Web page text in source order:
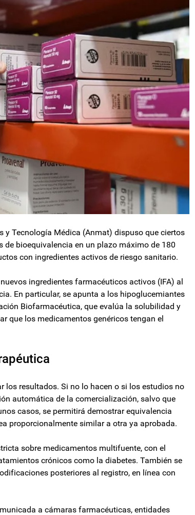
Tecnología Médica (Anmat) dispuso que ciertos
bioequivalencia en un plazo máximo de 180
con ingredientes activos de riesgo sanitario.
ingredientes farmacéuticos activos (IFA) al
En particular, se apunta a los hipoglucemiantes
Biofarmacéutica, que evalúa la solubilidad y
que los medicamentos genéricos tengan el
los resultados. Si no lo hacen o si los estudios no
automática de la comercialización, salvo que
casos, se permitirá demostrar equivalencia
proporcionalmente similar a otra ya aprobada.
sobre medicamentos multifuente, con el
crónicos como la diabetes. También se
posteriores al registro, en línea con
a cámaras farmacéuticas, entidades